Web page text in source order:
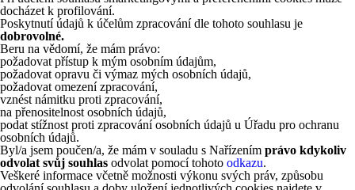
docházet k profilování.
Poskytnutí údajů k účelům zpracování dle tohoto souhlasu je
dobrovolné.
Beru na vědomí, že mám právo:
požadovat přístup k mým osobním údajům,
požadovat opravu či výmaz mých osobních údajů,
požadovat omezení zpracování,
vznést námitku proti zpracování,
na přenositelnost osobních údajů,
podat stížnost proti zpracování osobních údajů u Úřadu pro ochranu
osobních údajů.
Byl/a jsem poučen/a, že mám v souladu s Nařízením právo kdykoliv
odvolat svůj souhlas odvolat pomocí tohoto odkazu.
Veškeré informace včetně možnosti výkonu svých práv, způsobu